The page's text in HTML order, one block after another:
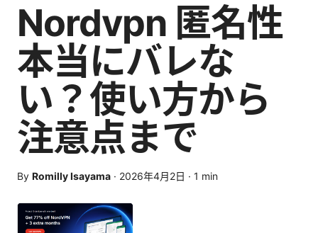
Nordvpn 匿名性
本当にバレな
い？使い方から
注意点まで
By Romilly Isayama · 2026年4月2日 · 1 min